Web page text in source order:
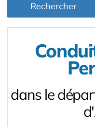
Rechercher
dans le